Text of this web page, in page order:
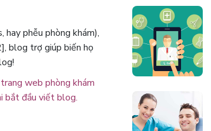
phễu phòng khám),
blog trợ giúp biến họ
web phòng khám
bắt đầu viết blog.